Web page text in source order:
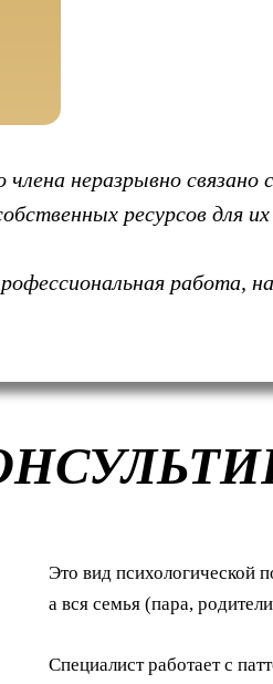
неразрывно
ресурсов для
работа,
Это вид психологической
а вся семья (пара,
Специалист работает с